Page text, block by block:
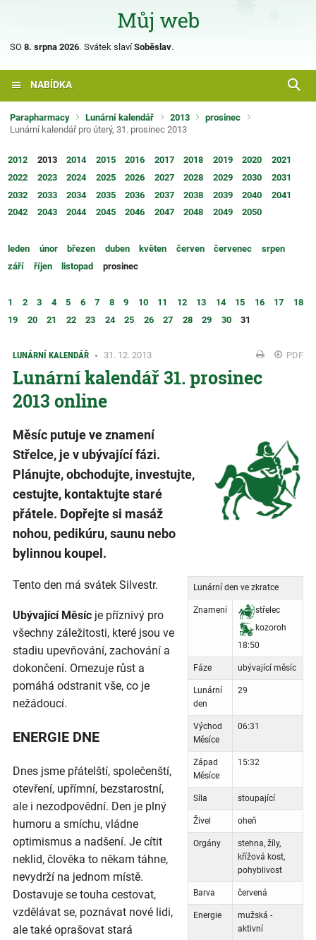
SO 8. srpna 2026. Svátek slavíSoběslav.
NABÍDKA
Parapharmacy Lunární kalendář 2013
prosinec
Lunární kalendář pro úterý, 31. prosinec 2013
2012 2013 2014 2015 2016 2017 2018 2019 2020
2021
2022
2023 2024 2025 2026 2027 2028 2029 2030
2031
2032
2033 2034 2035 2036 2037 2038 2039 2040
2041
2042
2043 2044 2045 2046 2047 2048 2049 2050
leden únor březen duben květen červen červenec
srpen
září
říjen listopad prosinec
1 2 3 4 5 6 7 8 9 10 11 12 13 14 15 16 17
18
19
20 21 22 23 24 25 26 27 28 29 30 31
LUNÁRNÍ KALENDÁŘ 31. 12. 2013 PDF
Lunární kalendář 31. prosinec
2013 online
Měsíc putuje ve znamení
Střelce, je v ubývající fázi.
Plánujte, obchodujte, investujte,
cestujte, kontaktujte staré
přátele. Dopřejte si masáž
nohou, pedikúru, saunu nebo
bylinnou koupel.
Tento den má svátek Silvestr. Lunární den ve zkratce
Znamení
střelec
kozoroh
18:50
Fáze ubývající měsíc
Lunární
den
29
Východ
Měsíce
06:31
Západ
Měsíce
15:32
Síla stoupající
Živel oheň
Orgány
stehna, žíly,
křížová kost,
pohyblivost
Barva červená
Energie
mužská -
aktivní
Ubývající Měsíc je příznivý pro
všechny záležitosti, které jsou ve
stadiu upevňování, zachování a
dokončení. Omezuje růst a
pomáhá odstranit vše, co je
nežádoucí.
ENERGIE DNE
Dnes jsme přátelští, společenští,
otevření, upřímní, bezstarostní,
ale i nezodpovědní. Den je plný
humoru a smíchu, vládne
optimismus a nadšení. Je cítit
neklid, člověka to někam táhne,
nevydrží na jednom místě.
Dostavuje se touha cestovat,
vzdělávat se, poznávat nové lidi,
ale také oprašovat stará